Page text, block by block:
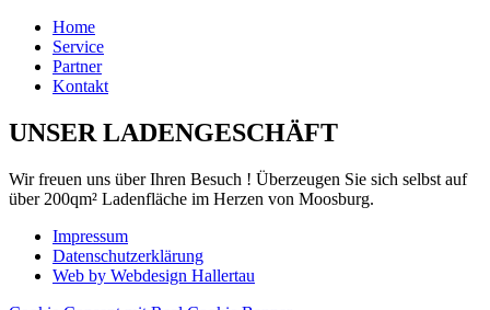
Home
Service
Partner
Kontakt
UNSER LADENGESCHÄFT
Wir freuen uns über Ihren Besuch ! Überzeugen Sie sich selbst auf
über 200qm² Ladenfläche im Herzen von Moosburg.
Impressum
Datenschutzerklärung
Web by Webdesign Hallertau